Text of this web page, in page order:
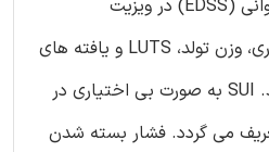
گسترش یافته وضعیت ناتوانی (EDSS) در ویزیت
اورودینامیک ، گذشته بارداری، وزن تولد، LUTS و یافته های
اورودینامیک جمع آوری شد. SUI به صورت بی اختیاری در
می گردد. فشار بسته شدن